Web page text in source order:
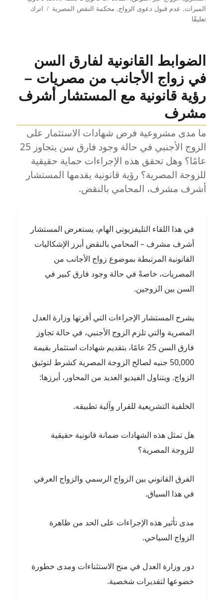
الميراث, عدم قبول دعوى الزواج, محكمة النقض المصرية
اترك
تعليقًا
الميراث
عند
إنكار
الزواج
العرفي
غير
الموثق
–
تطبيق
حاسم
للمادة
17
من
قانون
الضوابط القانونية لفارق السن
في زواج الأجانب من مصريات –
رؤية قانونية مع المستشار أشرف
مشرف
ما مدى مشروعية فرض شهادات الاستثمار على
الزوج الأجنبي في حالة وجود فارق سن يتجاوز 25
عامًا؟ وهل تحقق هذه الإجراءات حماية حقيقية
للزوجة المصرية؟ رؤية قانونية يقدمها المستشار
أشرف مشرف، المحامي بالنقض.
في هذا اللقاء التليفزيوني الهام، يستعرض المستشار
أشرف مشرف – المحامي بالنقض أبرز الإشكاليات
القانونية المرتبطة بموضوع زواج الأجانب من
المصريات، خاصةً في حالة وجود فارق كبير في
السن بين الزوجين.
يشرح المستشار الإجراءات التي أقرتها وزارة العدل
المصرية والتي تلزم الزوج الأجنبي، في حالة تجاوز
فارق السن 25 عامًا، بتقديم شهادات استثمار بقيمة
50,000 جنيه لصالح الزوجة المصرية كشرط لتوثيق
الزواج. ويتناول الفيديو العديد من المحاور، أبرزها:
الخلفية التشريعية للقرار وآلية تطبيقه.
هل تمثل هذه الشهادات ضمانة قانونية حقيقية
للزوجة المصرية؟
الفرق القانوني بين الزواج الرسمي والزواج العرفي
في هذا السياق.
مدى تأثير هذه الإجراءات على الحد من ظاهرة
الزواج السياحي.
دور وزارة العدل في منح الاستثناءات ومدى خطورة
خضوعها لتقديرات شخصية.